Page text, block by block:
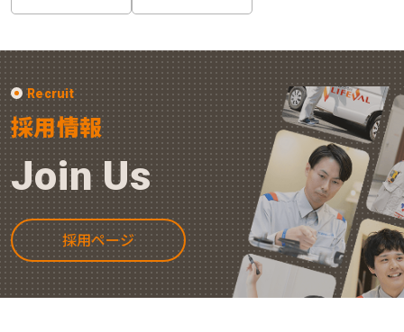
Recruit
採用情報
Join Us
採用ページ